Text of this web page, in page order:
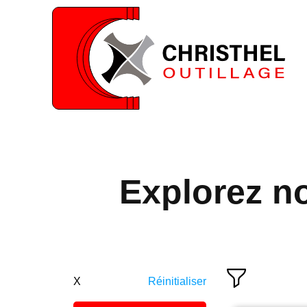
Explorez
X Réinitialiser